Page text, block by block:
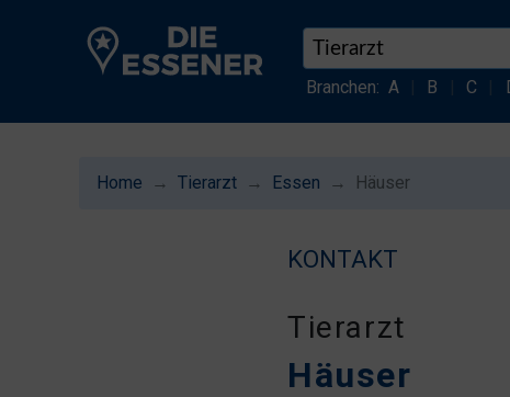
Branchen: A B C
Home Tierarzt Essen Häuser
KONTAKT
Tierarzt
Häuser